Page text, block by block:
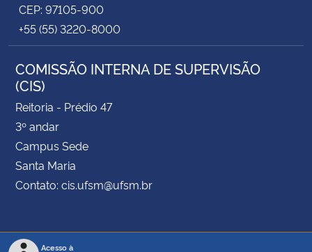
CEP: 97105-900
+55 (55) 3220-8000
COMISSÃO INTERNA DE SUPERVISÃO
(CIS)
Reitoria - Prédio 47
3º andar
Campus Sede
Santa Maria
Contato: cis.ufsm@ufsm.br
Acesso à